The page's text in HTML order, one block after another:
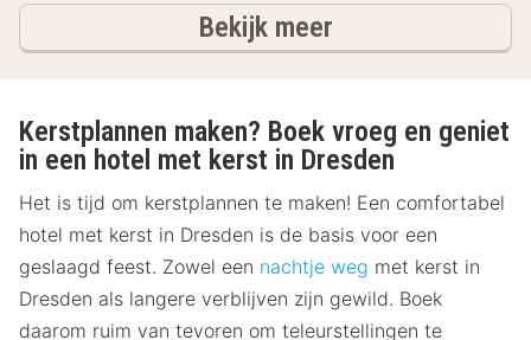
Bekijk meerhotels
Kerstplannen maken? Boek vroeg en geniet
in een hotel met kerst in Dresden
Het is tijd om kerstplannen te maken! Een comfortabel
hotel met kerst in Dresden is de basis voor een
geslaagd feest. Zowel een nachtje weg met kerst in
Dresden als langere verblijven zijn gewild. Boek
daarom ruim van tevoren om teleurstellingen te